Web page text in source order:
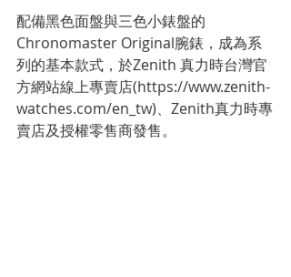
配備黑色面盤與三色小錶盤的
Chronomaster Original腕錶，成為系
列的基本款式，於Zenith 真力時台灣官
方網站線上專賣店(https://www.zenith-
watches.com/en_tw)、Zenith真力時專
賣店及授權零售商發售。